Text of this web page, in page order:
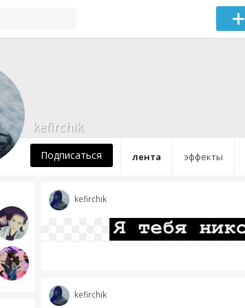
лента эффекты
kefirchik
Подписаться
kefirchik
kefirchik